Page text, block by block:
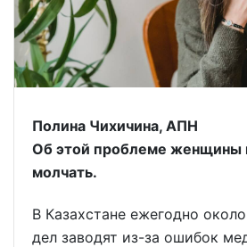
Полина Чихичина, АПН
Об этой проблеме женщины
молчать.
В Казахстане ежегодно
дел заводят из-за ошибок